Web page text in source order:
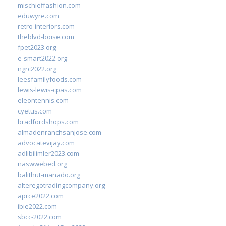
mischieffashion.com
eduwyre.com
retro-interiors.com
theblvd-boise.com
fpet2023.org
e-smart2022.org
ngrc2022.org
leesfamilyfoods.com
lewis-lewis-cpas.com
eleontennis.com
cyetus.com
bradfordshops.com
almadenranchsanjose.com
advocatevijay.com
adlibilimler2023.com
naswwebed.org
balithut-manado.org
alteregotradingcompany.org
aprce2022.com
ibie2022.com
sbcc-2022.com